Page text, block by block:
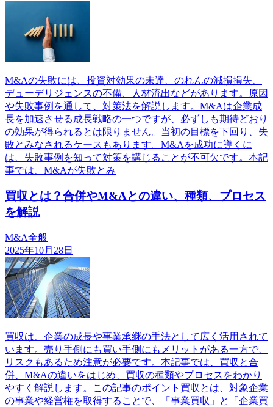
M&Aの失敗には、投資対効果の未達、のれんの減損損失、
デューデリジェンスの不備、人材流出などがあります。原因
や失敗事例を通して、対策法を解説します。M&Aは企業成
長を加速させる成長戦略の一つですが、必ずしも期待どおり
の効果が得られるとは限りません。当初の目標を下回り、失
敗とみなされるケースもあります。M&Aを成功に導くに
は、失敗事例を知って対策を講じることが不可欠です。本記
事では、M&Aが失敗とみ
買収とは？合併やM&Aとの違い、種類、プロセス
を解説
M&A全般
2025年10月28日
買収は、企業の成長や事業承継の手法として広く活用されて
います。売り手側にも買い手側にもメリットがある一方で、
リスクもあるため注意が必要です。本記事では、買収と合
併、M&Aの違いをはじめ、買収の種類やプロセスをわかり
やすく解説します。この記事のポイント買収とは、対象企業
の事業や経営権を取得することで、「事業買収」と「企業買